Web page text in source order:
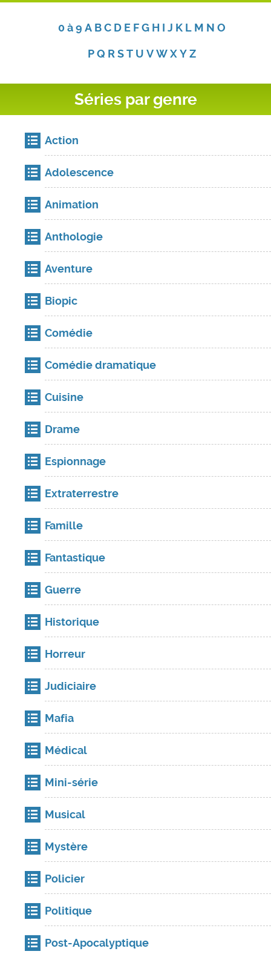
0 à 9 A B C D E F G H I J K L M N O
P Q R S T U V W X Y Z
Séries par genre
Action
Adolescence
Animation
Anthologie
Aventure
Biopic
Comédie
Comédie dramatique
Cuisine
Drame
Espionnage
Extraterrestre
Famille
Fantastique
Guerre
Historique
Horreur
Judiciaire
Mafia
Médical
Mini-série
Musical
Mystère
Policier
Politique
Post-Apocalyptique